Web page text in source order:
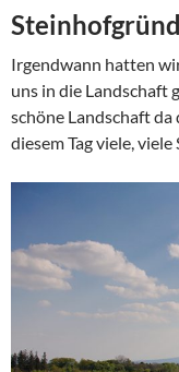
Irgendwann hatten
uns in die Landschaft
schöne Landschaft
diesem Tag viele,